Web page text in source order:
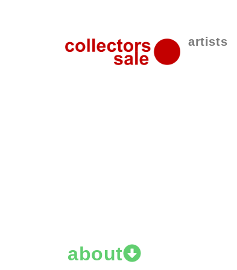
artists
about